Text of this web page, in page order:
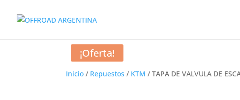
Inicio / Repuestos / KTM / TAPA DE VALVULA DE
¡Oferta!